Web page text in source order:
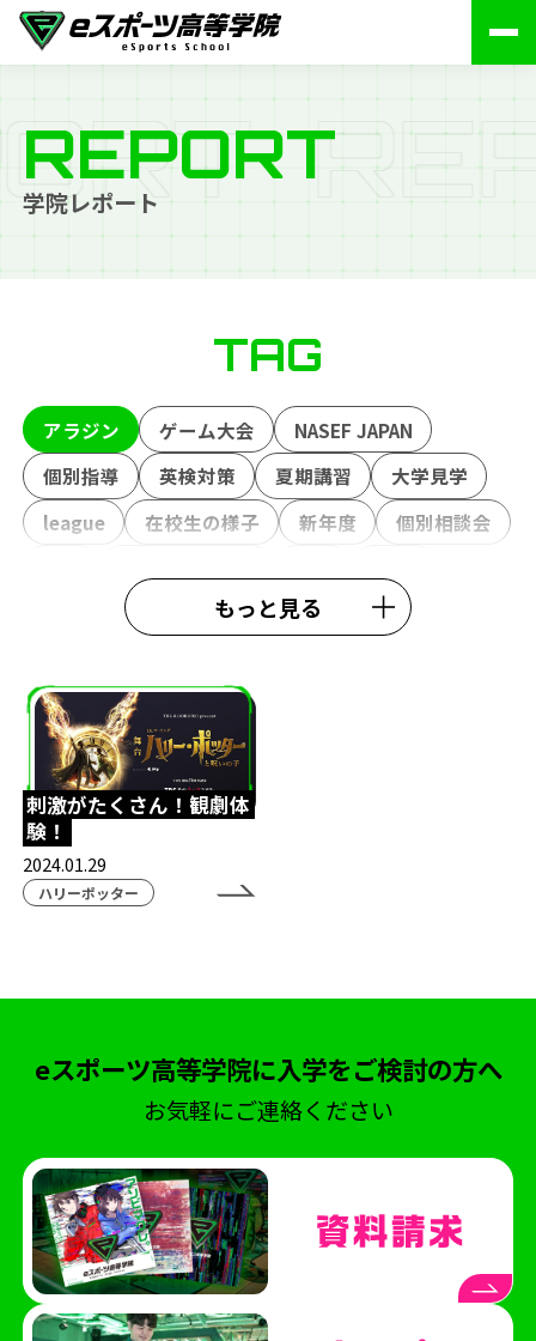
RT R E
REPORT
学院レポート
TAG
ゲーム大会
NASEF JAPAN
個別指導
英検対策 夏期講習
大学見学
league
在校生の様子 新年度
個別相談会
e日本代表
熊本校
大会結果
#esportshighighschool
#TexasChristianUniversity
鹿児島通信制高校
スクールアドバイザー
外部理事
模試
ガリットチュウ福島善成
コミュニケーション
ポケモンユナイト
北熊本駐屯地
陸上自衛隊
NASEF
熊本シティエフエム
ラジオ
世界大会
VARORANT
NTTe-Sports
大会運営
SS熊本 saishunkansol
ウメハラ
ストリートファイター
アラジン
もっと見る
刺激がたくさん！観劇体
験！
2024.01.29
ハリーポッター
eスポーツ高等学院に入学をご検討の方へ
お気軽にご連絡ください